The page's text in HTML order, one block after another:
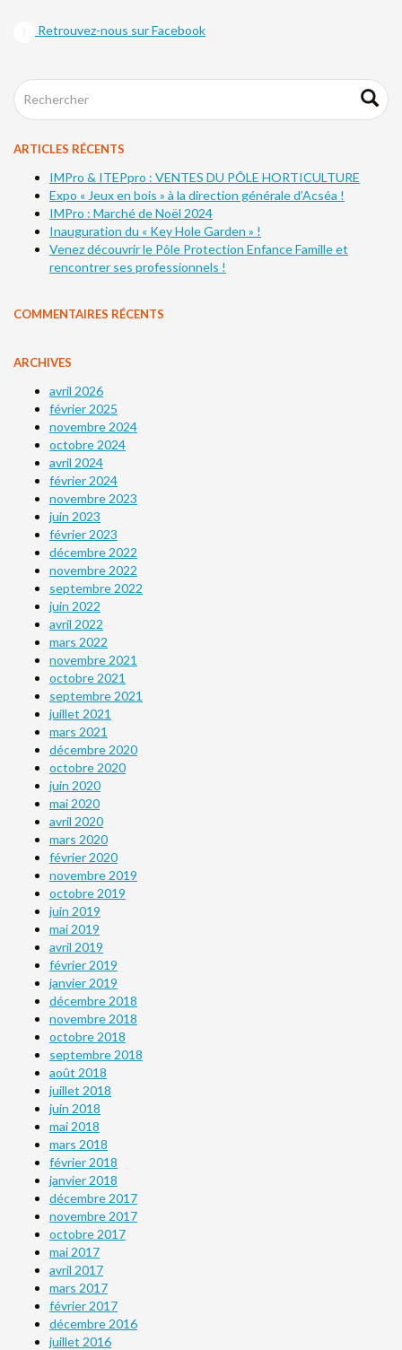
Retrouvez-nous sur Facebook
ARTICLES RÉCENTS
IMPro & ITEPpro : VENTES DU PÔLE HORTICULTURE
Expo « Jeux en bois » à la direction générale d’Acséa !
IMPro : Marché de Noël 2024
Inauguration du « Key Hole Garden » !
Venez découvrir le Pôle Protection Enfance Famille et
rencontrer ses professionnels !
COMMENTAIRES RÉCENTS
ARCHIVES
avril 2026
février 2025
novembre 2024
octobre 2024
avril 2024
février 2024
novembre 2023
juin 2023
février 2023
décembre 2022
novembre 2022
septembre 2022
juin 2022
avril 2022
mars 2022
novembre 2021
octobre 2021
septembre 2021
juillet 2021
mars 2021
décembre 2020
octobre 2020
juin 2020
mai 2020
avril 2020
mars 2020
février 2020
novembre 2019
octobre 2019
juin 2019
mai 2019
avril 2019
février 2019
janvier 2019
décembre 2018
novembre 2018
octobre 2018
septembre 2018
août 2018
juillet 2018
juin 2018
mai 2018
mars 2018
février 2018
janvier 2018
décembre 2017
novembre 2017
octobre 2017
mai 2017
avril 2017
mars 2017
février 2017
décembre 2016
juillet 2016